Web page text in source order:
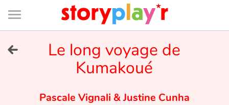
Connexion
Bibliothèque
de
page
Try for free
Le long voyage de
Kumakoué
Pascale Vignali &Justine Cunha